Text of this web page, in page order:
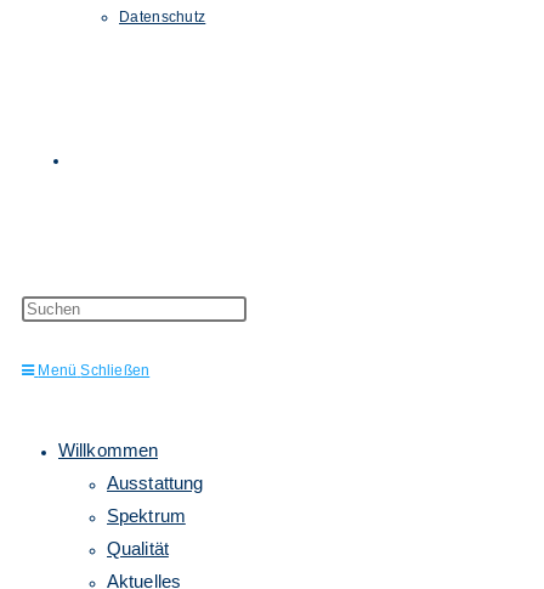
Datenschutz
Menü Schließen
Willkommen
Ausstattung
Spektrum
Qualität
Aktuelles